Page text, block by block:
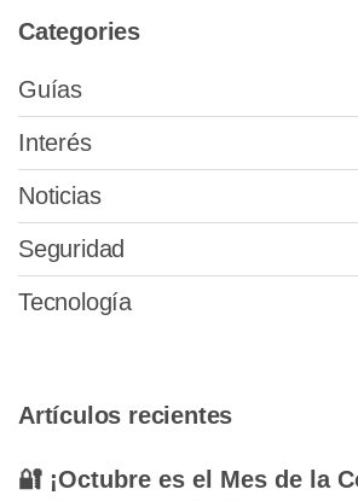
Categories
Guías
Interés
Noticias
Seguridad
Tecnología
Artículos recientes
🔐 ¡Octubre es el Mes de la